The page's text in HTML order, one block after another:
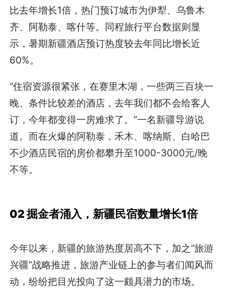
比去年增长1倍，热门预订城市为伊犁、乌鲁木
齐、阿勒泰、喀什等。同程旅行平台数据则显
示，暑期新疆酒店预订热度较去年同比增长近
60%。
“住宿资源很紧张，在赛里木湖，一些两三百块一
晚、条件比较差的酒店，去年我们都不会给客人
订，今年都变得一房难求了。”一名新疆导游说
道。而在火爆的阿勒泰，禾木、喀纳斯、白哈巴
不少酒店民宿的房价都攀升至1000-3000元/晚
不等。
02 掘金者涌入， 新疆民宿数量增长1倍
今年以来，新疆的旅游热度居高不下，加之“旅游
兴疆”战略推进，旅游产业链上的参与者们闻风而
动，纷纷把目光投向了这一颇具潜力的市场。